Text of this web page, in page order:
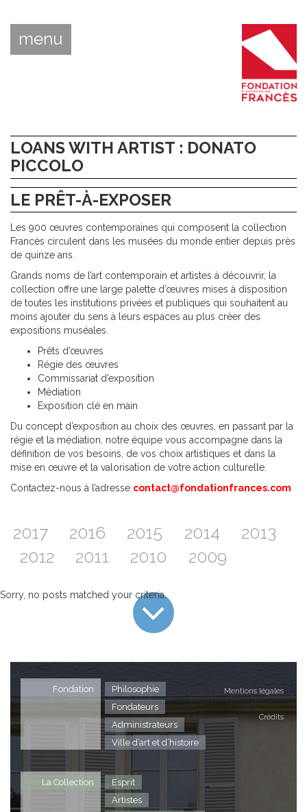
menu
LOANS WITH ARTIST : DONATO
PICCOLO
LE PRÊT-À-EXPOSER
Les 900 œuvres contemporaines qui composent la collection
Francès circulent dans les musées du monde entier depuis près
de quinze ans.
Grands noms de l’art contemporain et artistes à découvrir, la
collection offre une large palette d’œuvres mises à disposition
de toutes les institutions privées et publiques qui souhaitent au
moins ajouter du sens à leurs espaces au plus créer des
expositions muséales.
Prêts d’œuvres
Régie des œuvres
Commissariat d’exposition
Médiation
Exposition clé en main
Du concept d’exposition au choix des œuvres, en passant par la
régie et la médiation, notre équipe vous accompagne dans la
définition de vos besoins, de vos choix artistiques et dans la
mise en œuvre et la valorisation de votre action culturelle.
Contactez-nous à l’adresse contact@fondationfrances.com
2017 2016 2015 2014
2013
2012
2011 2010 2009
Sorry, no posts matched your criteria.
Mentions légales
Crédits
Fondation
Philosophie
Fondateurs
Administrateurs
Ville d’art et d’histoire
La Collection
Esprit
Artistes